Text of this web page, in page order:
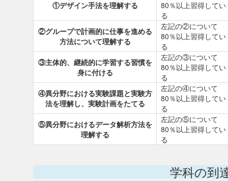
①デザイン手法を理解する
80％以上習得してい
る
②グループで計画的に仕事を進める
方法について理解する
左記の②について
80％以上習得してい
る
③主体的、継続的に学習する習慣を
身に付ける
左記の③について
80％以上習得してい
る
④異分野における実験課題と実験方
法を理解し、実験計画をたてる
左記の④について
80％以上習得してい
る
⑤異分野におけるデータ解析方法を
理解する
左記の⑤について
80％以上習得してい
る
学科の到